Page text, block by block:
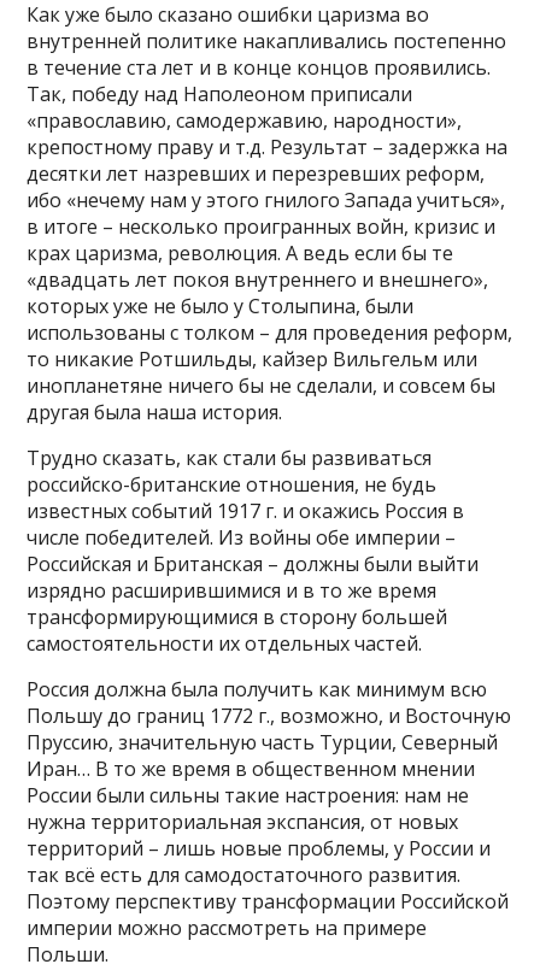
Как уже было сказано ошибки царизма во
внутренней политике накапливались постепенно
в течение ста лет и в конце концов проявились.
Так, победу над Наполеоном приписали
«православию, самодержавию, народности»,
крепостному праву и т.д. Результат – задержка на
десятки лет назревших и перезревших реформ,
ибо «нечему нам у этого гнилого Запада учиться»,
в итоге – несколько проигранных войн, кризис и
крах царизма, революция. А ведь если бы те
«двадцать лет покоя внутреннего и внешнего»,
которых уже не было у Столыпина, были
использованы с толком – для проведения реформ,
то никакие Ротшильды, кайзер Вильгельм или
инопланетяне ничего бы не сделали, и совсем бы
другая была наша история.
Трудно сказать, как стали бы развиваться
российско-британские отношения, не будь
известных событий 1917 г. и окажись Россия в
числе победителей. Из войны обе империи –
Российская и Британская – должны были выйти
изрядно расширившимися и в то же время
трансформирующимися в сторону большей
самостоятельности их отдельных частей.
Россия должна была получить как минимум всю
Польшу до границ 1772 г., возможно, и Восточную
Пруссию, значительную часть Турции, Северный
Иран… В то же время в общественном мнении
России были сильны такие настроения: нам не
нужна территориальная экспансия, от новых
территорий – лишь новые проблемы, у России и
так всё есть для самодостаточного развития.
Поэтому перспективу трансформации Российской
империи можно рассмотреть на примере
Польши.